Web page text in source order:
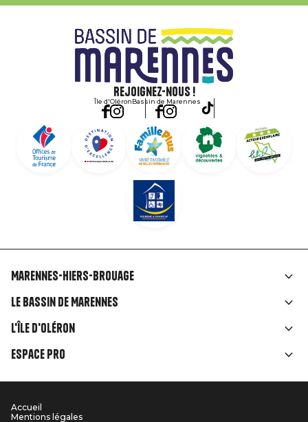
Rejoignez-nous !
Île d'OléronBassin de Marennes
Liens
rubriques
Marennes-Hiers-Brouage
Le Bassin de Marennes
L'île d'Oléron
Espace Pro
Menu
Accueil
Mentions légales